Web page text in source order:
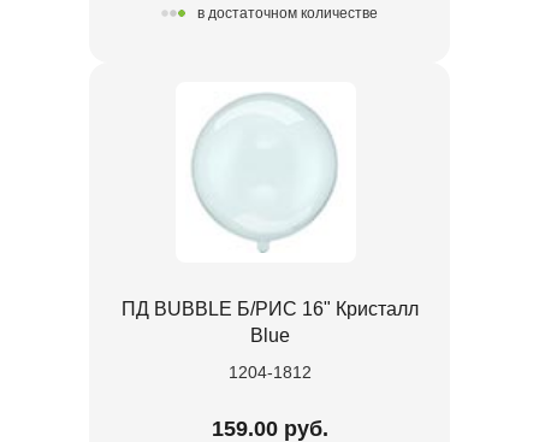
в достаточном количестве
ПД BUBBLE Б/РИС 16" Кристалл
Blue
1204-1812
159.00 руб.